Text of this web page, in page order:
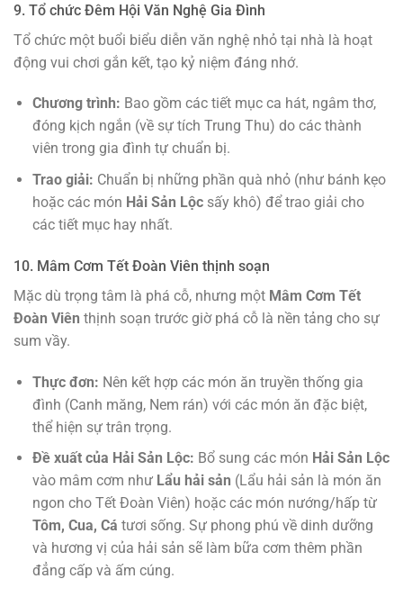
9. Tổ chức Đêm Hội Văn Nghệ Gia Đình
Tổ chức một buổi biểu diễn văn nghệ nhỏ tại nhà là hoạt
động vui chơi gắn kết, tạo kỷ niệm đáng nhớ.
Chương trình: Bao gồm các tiết mục ca hát, ngâm thơ,
đóng kịch ngắn (về sự tích Trung Thu) do các thành
viên trong gia đình tự chuẩn bị.
Trao giải: Chuẩn bị những phần quà nhỏ (như bánh kẹo
hoặc các món Hải Sản Lộcsấy khô) để trao giải cho
các tiết mục hay nhất.
10. Mâm Cơm Tết Đoàn Viên thịnh soạn
Mặc dù trọng tâm là phá cỗ, nhưng một Mâm Cơm Tết
Đoàn Viên thịnh soạn trước giờ phá cỗ là nền tảng cho sự
sum vầy.
Thực đơn: Nên kết hợp các món ăn truyền thống gia
đình (Canh măng, Nem rán) với các món ăn đặc biệt,
thể hiện sự trân trọng.
Đề xuất của Hải Sản Lộc: Bổ sung các món Hải Sản Lộc
vào mâm cơm như Lẩu hải sản (Lẩu hải sản là món ăn
ngon cho Tết Đoàn Viên) hoặc các món nướng/hấp từ
Tôm, Cua, Cá tươi sống. Sự phong phú về dinh dưỡng
và hương vị của hải sản sẽ làm bữa cơm thêm phần
đẳng cấp và ấm cúng.